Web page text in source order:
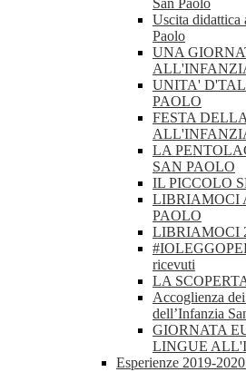
San Paolo
Uscita didattica
Paolo
UNA
UNITA'
PAOLO
FESTA
LA
SAN PAOLO
IL PICCOLO
LIBRIAMOCI
PAOLO
LIBRIAMOCI
ricevuti
LA
Accoglienza
dell’Infanzia
GIORNATA
LINGUE
Esperienze 2019-